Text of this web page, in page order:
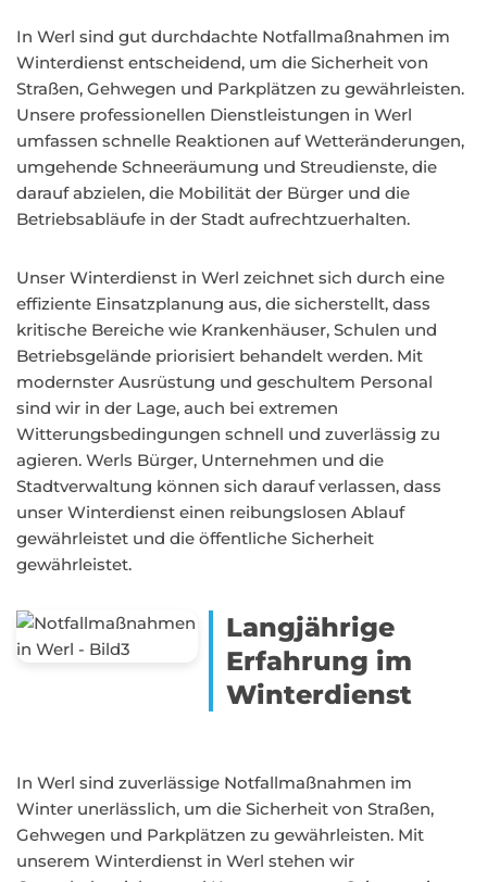
In Werl sind gut durchdachte Notfallmaßnahmen im
Winterdienst entscheidend, um die Sicherheit von
Straßen, Gehwegen und Parkplätzen zu gewährleisten.
Unsere professionellen Dienstleistungen in Werl
umfassen schnelle Reaktionen auf Wetteränderungen,
umgehende Schneeräumung und Streudienste, die
darauf abzielen, die Mobilität der Bürger und die
Betriebsabläufe in der Stadt aufrechtzuerhalten.
Unser Winterdienst in Werl zeichnet sich durch eine
effiziente Einsatzplanung aus, die sicherstellt, dass
kritische Bereiche wie Krankenhäuser, Schulen und
Betriebsgelände priorisiert behandelt werden. Mit
modernster Ausrüstung und geschultem Personal
sind wir in der Lage, auch bei extremen
Witterungsbedingungen schnell und zuverlässig zu
agieren. Werls Bürger, Unternehmen und die
Stadtverwaltung können sich darauf verlassen, dass
unser Winterdienst einen reibungslosen Ablauf
gewährleistet und die öffentliche Sicherheit
gewährleistet.
Langjährige
Erfahrung im
Winterdienst
In Werl sind zuverlässige Notfallmaßnahmen im
Winter unerlässlich, um die Sicherheit von Straßen,
Gehwegen und Parkplätzen zu gewährleisten. Mit
unserem Winterdienst in Werl stehen wir